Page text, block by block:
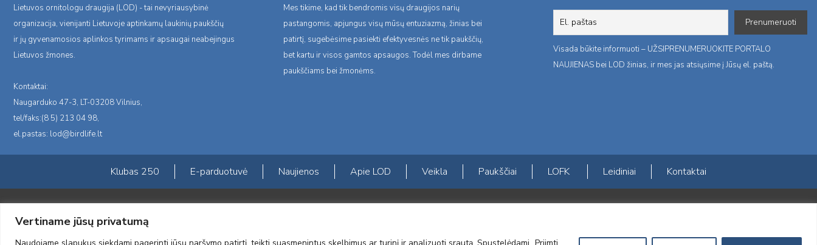
Vertiname jūsų privatumą
Naudojame slapukus siekdami pagerinti jūsų naršymo patirtį, teikti suasmenintus skelbimus ar turinį ir analizuoti srautą. Spustelėdami „Priimti
Lietuvos ornitologu draugija (LOD) - tai nevyriausybinė
organizacija, vienijanti Lietuvoje aptinkamų laukinių paukščių
ir jų gyvenamosios aplinkos tyrimams ir apsaugai neabejingus
Lietuvos žmones.
Kontaktai:
Naugarduko 47-3, LT-03208 Vilnius,
tel/faks:(8 5) 213 04 98,
el.pastas: lod@birdlife.lt
Mes tikime, kad tik bendromis visų draugijos narių
pastangomis, apjungus visų mūsų entuziazmą, žinias bei
patirtį, sugebėsime pasiekti efektyvesnės ne tik paukščių,
bet kartu ir visos gamtos apsaugos. Todėl mes dirbame
paukščiams bei žmonėms.
Visada būkite informuoti – UŽSIPRENUMERUOKITE PORTALO
NAUJIENAS bei LOD žinias, ir mes jas atsiųsime į Jūsų el. paštą.
Klubas 250 E-parduotuvė Naujienos Apie LOD Veikla Paukščiai LOFK Leidiniai Kontaktai
„LOD visuomeninės /gamtosauginės veiklos sustiprinimas ir įvaizdžio formavimas įtraukiant visuomenę į aplinkosauginių tyrimų veiklą“ (paprojekčio